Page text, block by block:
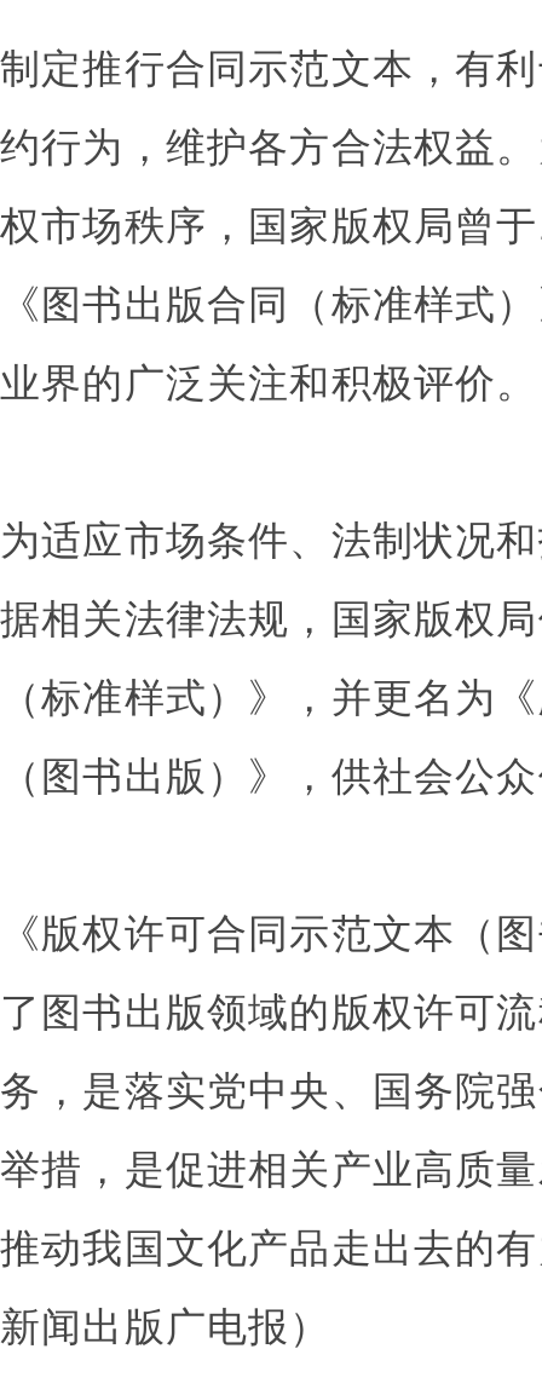
制定推行合同示范文本，有
约行为，维护各方合法权益
权市场秩序，国家版权局曾
《图书出版合同（标准样式
业界的广泛关注和积极评价。
为适应市场条件、法制状况
据相关法律法规，国家版权
（标准样式）》，并更名为
（图书出版）》，供社会公
《版权许可合同示范文本（
了图书出版领域的版权许可
务，是落实党中央、国务院
举措，是促进相关产业高质
推动我国文化产品走出去的
新闻出版广电报）